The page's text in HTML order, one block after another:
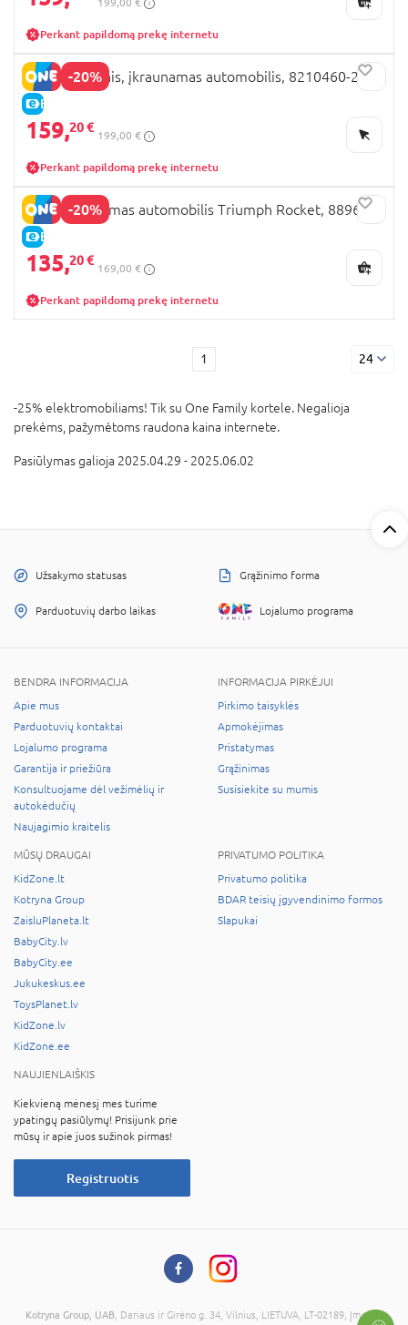
Perkant papildomą prekę internetu
-20%
E-KAINA
OCIE elektrinis, įkraunamas automobilis, 8210460-2AR
159,20 €
199,00 €
Perkant papildomą prekę internetu
-20%
E-KAINA
OCIE įkraunamas automobilis Triumph Rocket, 8896-2
135,20 €
169,00 €
Perkant papildomą prekę internetu
1 24
-25% elektromobiliams! Tik su One Family kortele. Negalioja
prekėms, pažymėtoms raudona kaina internete.
Pasiūlymas galioja 2025.04.29 - 2025.06.02
Užsakymo statusas Grąžinimo forma
Parduotuvių darbo laikas Lojalumo programa
BENDRA INFORMACIJA
Apie mus
Parduotuvių kontaktai
Lojalumo programa
Garantija ir priežiūra
Konsultuojame dėl vežimėlių ir
autokėdučių
Naujagimio kraitelis
INFORMACIJA PIRKĖJUI
Pirkimo taisyklės
Apmokėjimas
Pristatymas
Grąžinimas
Susisiekite su mumis
MŪSŲ DRAUGAI
KidZone.lt
Kotryna Group
ZaisluPlaneta.lt
BabyCity.lv
BabyCity.ee
Jukukeskus.ee
ToysPlanet.lv
KidZone.lv
KidZone.ee
PRIVATUMO POLITIKA
Privatumo politika
BDAR teisių įgyvendinimo formos
Slapukai
NAUJIENLAIŠKIS
Kiekvieną mėnesį mes turime
ypatingų pasiūlymų! Prisijunk prie
mūsų ir apie juos sužinok pirmas!
Registruotis
Kotryna Group, UAB , Dariaus ir Girėno g. 34, Vilnius, LIETUVA, LT-02189, Įmonės